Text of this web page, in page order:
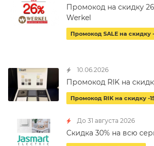
Промокод на скидку
Werkel
Промокод SALE на скидку
10.06.2026
Промокод RIK на
Промокод RIK на скидку -
До 31 августа 2026
Скидка 30% на всю